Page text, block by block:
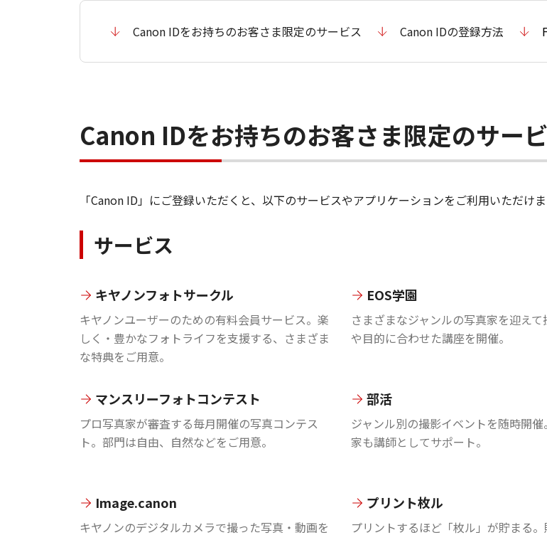
Canon IDをお持ちのお客さま限定のサービス Canon IDの登録方法
Canon IDをお持ちのお客さま限定のサー
「Canon ID」にご登録いただくと、以下のサービスやアプリケーションをご利用いただけま
サービス
キヤノンフォトサークル
キヤノンユーザーのための有料会員サービス。楽
しく・豊かなフォトライフを支援する、さまざま
な特典をご用意。
EOS学園
さまざまなジャンルの写真家を迎えて
や目的に合わせた講座を開催。
マンスリーフォトコンテスト
プロ写真家が審査する毎月開催の写真コンテス
ト。部門は自由、自然などをご用意。
部活
ジャンル別の撮影イベントを随時開
家も講師としてサポート。
Image.canon
キヤノンのデジタルカメラで撮った写真・動画を
プリント枚ル
プリントするほど「枚ル」が貯まる